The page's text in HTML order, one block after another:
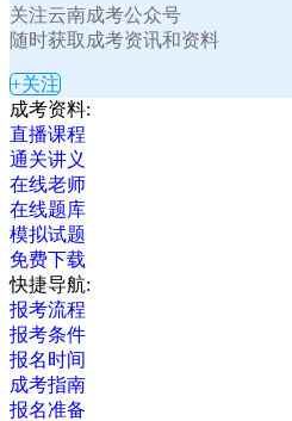
关注云南成考公众号
随时获取成考资讯和资料
+关注
成考资料:
直播课程
通关讲义
在线老师
在线题库
模拟试题
免费下载
快捷导航:
报考流程
报考条件
报名时间
成考指南
报名准备